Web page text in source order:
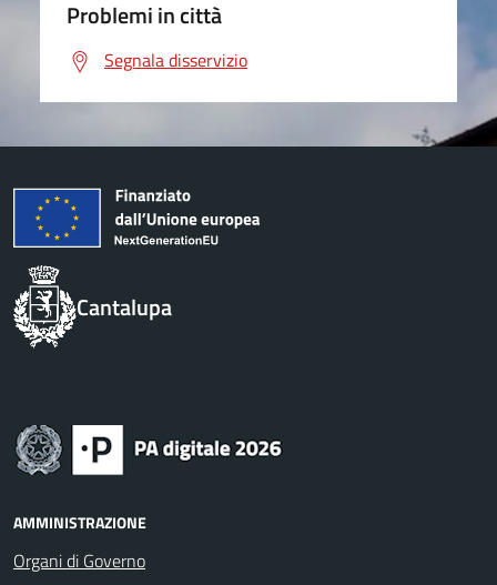
Problemi in città
Segnala disservizio
Cantalupa
AMMINISTRAZIONE
Organi di Governo